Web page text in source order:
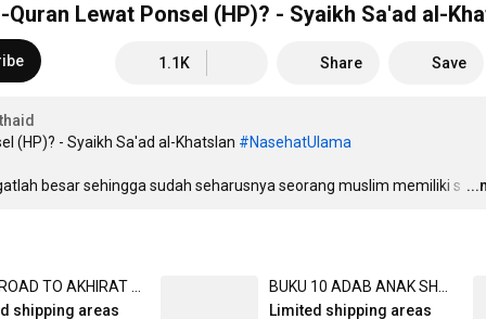
Lewat Ponsel (HP)? - Syaikh Sa'ad al-
1.1K Share Save
(HP)? - Syaikh Sa'ad al-Khatslan #NasehatUlama
besar sehingga sudah seharusnya seorang muslim memiliki s …
shipping areas
Limited shipping areas